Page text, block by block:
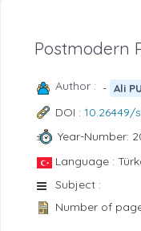
Postmodern
Author : - Ali
DOI : 10.26449/
Year-Number:
Language :
Subject :
Number of